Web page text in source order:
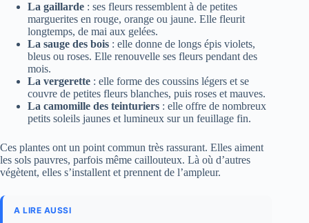
La gaillarde : ses fleurs ressemblent à de petites
marguerites en rouge, orange ou jaune. Elle fleurit
longtemps, de mai aux gelées.
La sauge des bois : elle donne de longs épis violets,
bleus ou roses. Elle renouvelle ses fleurs pendant des
mois.
La vergerette : elle forme des coussins légers et se
couvre de petites fleurs blanches, puis roses et mauves.
La camomille des teinturiers : elle offre de nombreux
petits soleils jaunes et lumineux sur un feuillage fin.
Ces plantes ont un point commun très rassurant. Elles aiment
les sols pauvres, parfois même caillouteux. Là où d’autres
végètent, elles s’installent et prennent de l’ampleur.
A LIRE AUSSI